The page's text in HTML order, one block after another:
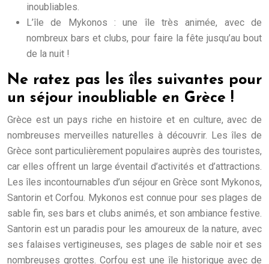
inoubliables.
L’île de Mykonos : une île très animée, avec de
nombreux bars et clubs, pour faire la fête jusqu’au bout
de la nuit !
Ne ratez pas les îles suivantes pour
un séjour inoubliable en Grèce !
Grèce est un pays riche en histoire et en culture, avec de
nombreuses merveilles naturelles à découvrir. Les îles de
Grèce sont particulièrement populaires auprès des touristes,
car elles offrent un large éventail d’activités et d’attractions.
Les îles incontournables d’un séjour en Grèce sont Mykonos,
Santorin et Corfou. Mykonos est connue pour ses plages de
sable fin, ses bars et clubs animés, et son ambiance festive.
Santorin est un paradis pour les amoureux de la nature, avec
ses falaises vertigineuses, ses plages de sable noir et ses
nombreuses grottes. Corfou est une île historique avec de